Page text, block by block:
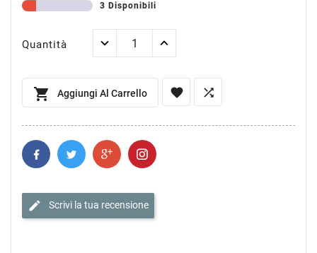
3 Disponibili
Quantità
 Aggiungi Al Carrello  
edit Scrivi la tua recensione